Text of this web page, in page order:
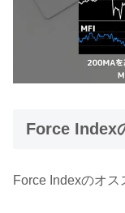
Force Index
Force Indexのオ